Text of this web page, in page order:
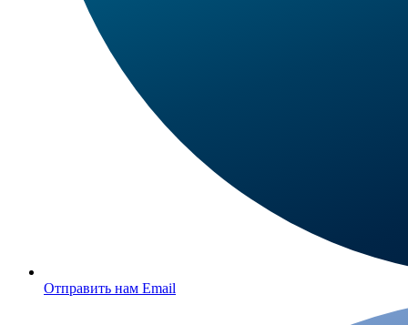
Отправить нам Email